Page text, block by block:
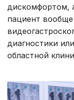
дискомфортом,
пациент
диагностики
областной